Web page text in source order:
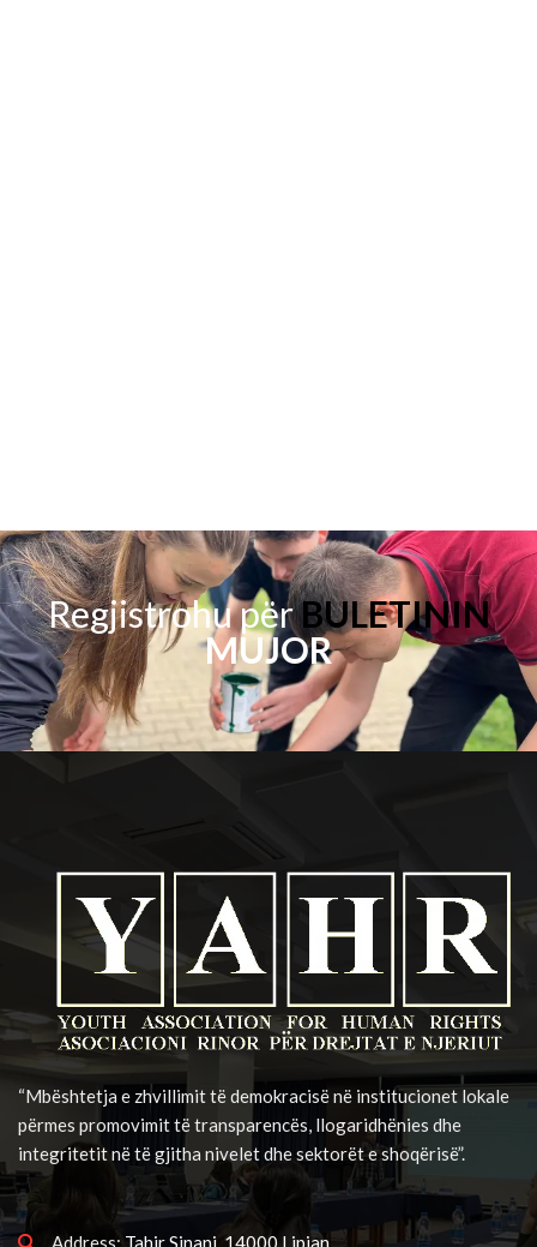
Regjistrohu përBULETININ
MUJOR
“Mbështetja e zhvillimit të demokracisë në institucionet lokale
përmes promovimit të transparencës, llogaridhënies dhe
integritetit në të gjitha nivelet dhe sektorët e shoqërisë”.
Address: Tahir Sinani, 14000 Lipjan